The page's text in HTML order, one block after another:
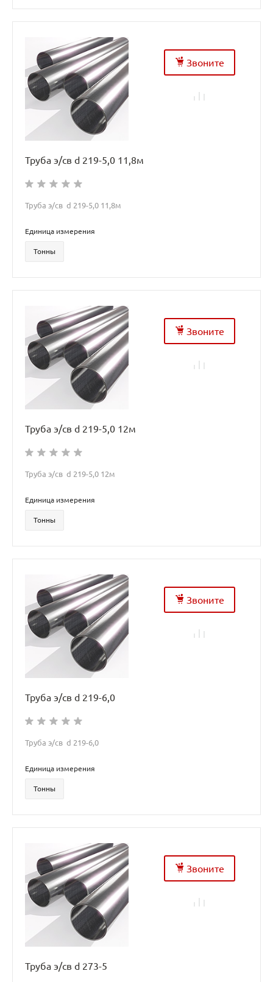
Звоните
Труба э/св d 219-5,0 11,8м
Труба э/св d 219-5,0 11,8м
Единица измерения
Тонны
Звоните
Труба э/св d 219-5,0 12м
Труба э/св d 219-5,0 12м
Единица измерения
Тонны
Звоните
Труба э/св d 219-6,0
Труба э/св d 219-6,0
Единица измерения
Тонны
Звоните
Труба э/св d 273-5